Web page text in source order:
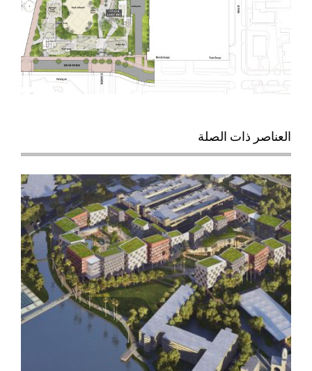
العناصر ذات الصلة